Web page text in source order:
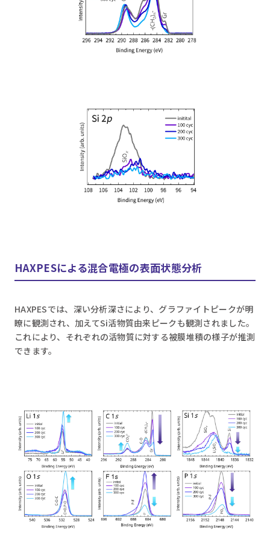
HAXPESによる混合電極の表面状態分析
HAXPESでは、深い分析深さにより、グラファイトピークが明
瞭に観測され、加えてSi活物質由来ピークも観測されました。
これにより、それぞれの活物質に対する被膜堆積の様子が推測
できます。